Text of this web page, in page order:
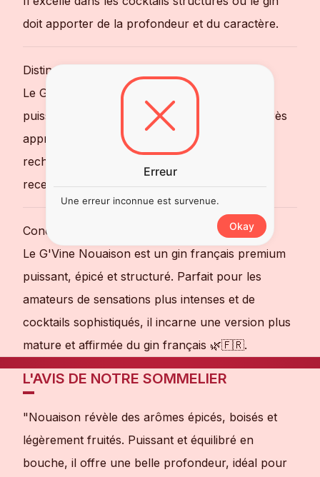
doit apporter de la profondeur et du caractère.
Distinctions & Réputation
Le G'Vine Nouaison est reconnu pour sa
puissance aromatique et son profil plus sec, très
apprécié des bartenders et mixologues
recherchant un gin de caractère pour des
recettes complexes 🌍🏆.
Conclusion
Le G'Vine Nouaison est un gin français premium
puissant, épicé et structuré. Parfait pour les
amateurs de sensations plus intenses et de
cocktails sophistiqués, il incarne une version plus
mature et affirmée du gin français 🌿🇫🇷.
L'AVIS DE NOTRE SOMMELIER
"Nouaison révèle des arômes épicés, boisés et
légèrement fruités. Puissant et équilibré en
bouche, il offre une belle profondeur, idéal pour
Erreur
Une erreur inconnue est survenue.
Okay